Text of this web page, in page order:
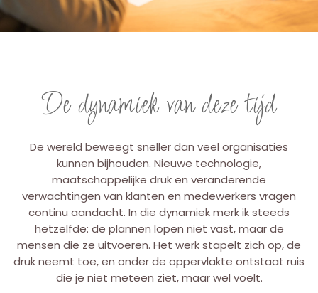
De dynamiek van deze tijd
De wereld beweegt sneller dan veel organisaties
kunnen bijhouden. Nieuwe technologie,
maatschappelijke druk en veranderende
verwachtingen van klanten en medewerkers vragen
continu aandacht. In die dynamiek merk ik steeds
hetzelfde: de plannen lopen niet vast, maar de
mensen die ze uitvoeren. Het werk stapelt zich op, de
druk neemt toe, en onder de oppervlakte ontstaat ruis
die je niet meteen ziet, maar wel voelt.